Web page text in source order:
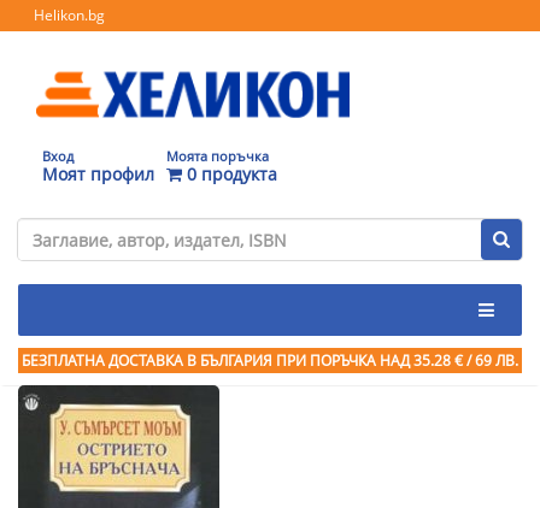
Helikon.bg
Вход
Моят профил
Моята поръчка
0 продукта
БЕЗПЛАТНА ДОСТАВКА В БЪЛГАРИЯ ПРИ ПОРЪЧКА НАД 35.28 € / 69 ЛВ.